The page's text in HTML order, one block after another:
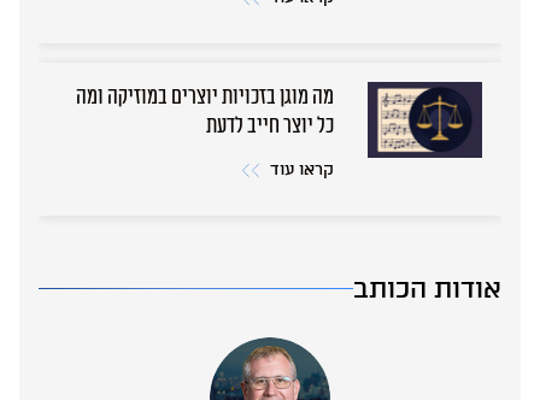
מה מוגן בזכויות יוצרים במוזיקה ומה
כל יוצר חייב לדעת
קראו עוד
אודות הכותב